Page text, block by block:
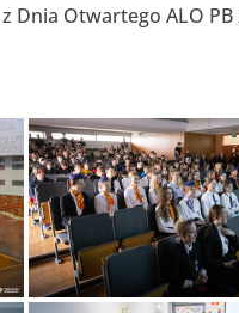
Dnia Otwartego ALO PB